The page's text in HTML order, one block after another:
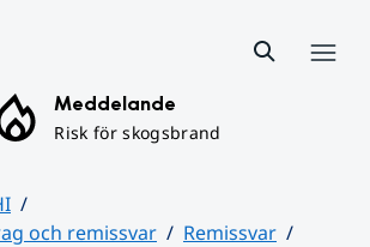
Meddelande
Risk för skogsbrand
och remissvar
Remissvar